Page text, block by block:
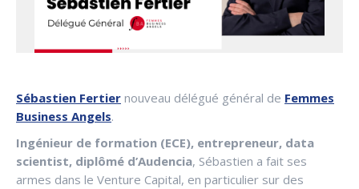
Sébastien Fertier nouveau délégué général de Femmes
Business Angels.
Ingénieur de formation (ECE), entrepreneur, data
scientist, diplômé d’Audencia, Sébastien a fait ses
armes dans le Venture Capital, en particulier sur des